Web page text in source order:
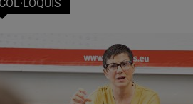
COL·LOQUIS